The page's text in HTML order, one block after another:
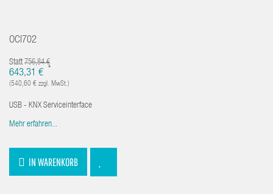
OCI702
Statt756,84 €
643,31 € *
(540,60 € zzgl. MwSt.)
USB - KNX Serviceinterface
Mehr erfahren...
IN WARENKORB